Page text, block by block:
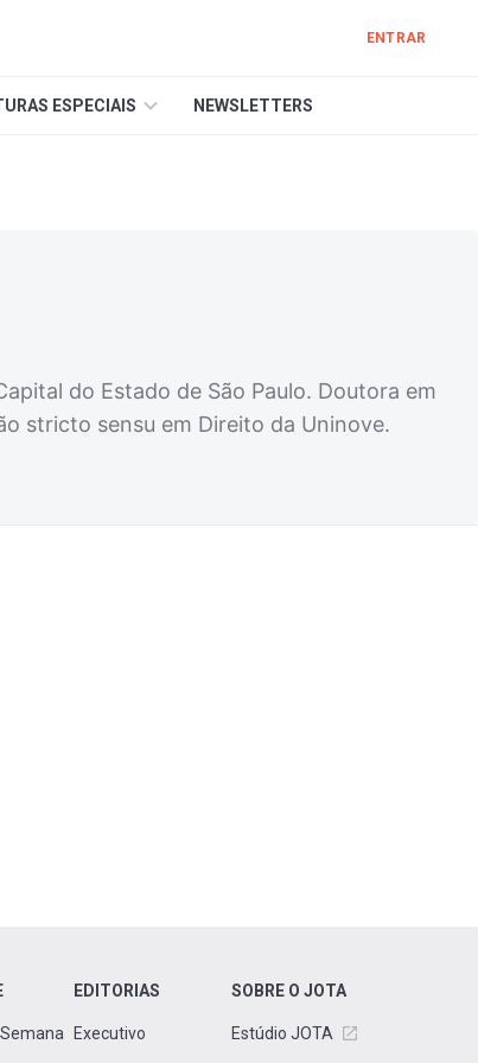
ENTRAR
ESPECIAIS NEWSLETTERS
do Estado de São Paulo. Doutora em
stricto sensu em Direito da Uninove.
EDITORIAS
Executivo
SOBRE O JOTA
Estúdio JOTA